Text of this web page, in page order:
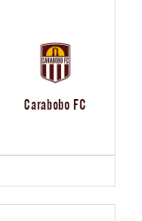
Carabobo FC